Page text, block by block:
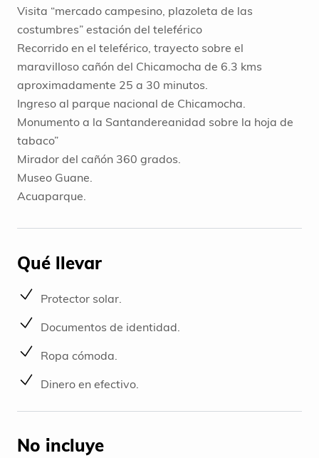
Visita “mercado campesino, plazoleta de las
costumbres” estación del teleférico
Recorrido en el teleférico, trayecto sobre el
maravilloso cañón del Chicamocha de 6.3 kms
aproximadamente 25 a 30 minutos.
Ingreso al parque nacional de Chicamocha.
Monumento a la Santandereanidad sobre la hoja de
tabaco”
Mirador del cañón 360 grados.
Museo Guane.
Acuaparque.
Qué llevar
Protector solar.
Documentos de identidad.
Ropa cómoda.
Dinero en efectivo.
No incluye